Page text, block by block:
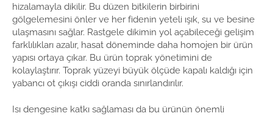
hizalamayla dikilir. Bu düzen bitkilerin birbirini
gölgelemesini önler ve her fidenin yeteli ışık, su ve besine
ulaşmasını sağlar. Rastgele dikimin yol açabileceği gelişim
farklılıkları azalır, hasat döneminde daha homojen bir ürün
yapısı ortaya çıkar. Bu ürün toprak yönetimini de
kolaylaştırır. Toprak yüzeyi büyük ölçüde kapalı kaldığı için
yabancı ot çıkışı ciddi oranda sınırlandırılır.
Isı dengesine katkı sağlaması da bu ürünün önemli